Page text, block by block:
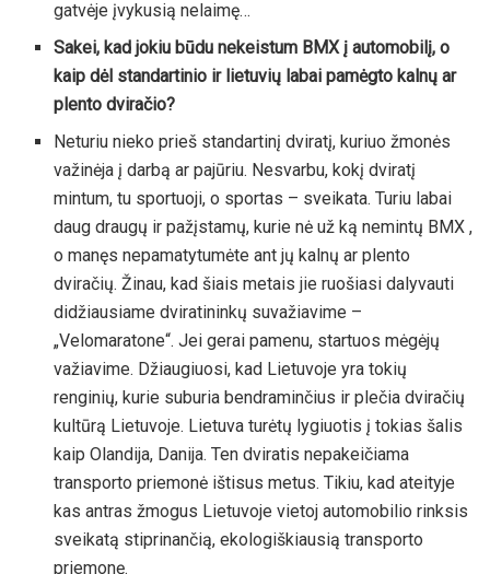
gatvėje įvykusią nelaimę…
Sakei, kad jokiu būdu nekeistum BMX į automobilį, o
kaip dėl standartinio ir lietuvių labai pamėgto kalnų ar
plento dviračio?
Neturiu nieko prieš standartinį dviratį, kuriuo žmonės
važinėja į darbą ar pajūriu. Nesvarbu, kokį dviratį
mintum, tu sportuoji, o sportas – sveikata. Turiu labai
daug draugų ir pažįstamų, kurie nė už ką nemintų BMX ,
o manęs nepamatytumėte ant jų kalnų ar plento
dviračių. Žinau, kad šiais metais jie ruošiasi dalyvauti
didžiausiame dviratininkų suvažiavime –
„Velomaratone“. Jei gerai pamenu, startuos mėgėjų
važiavime. Džiaugiuosi, kad Lietuvoje yra tokių
renginių, kurie suburia bendraminčius ir plečia dviračių
kultūrą Lietuvoje. Lietuva turėtų lygiuotis į tokias šalis
kaip Olandija, Danija. Ten dviratis nepakeičiama
transporto priemonė ištisus metus. Tikiu, kad ateityje
kas antras žmogus Lietuvoje vietoj automobilio rinksis
sveikatą stiprinančią, ekologiškiausią transporto
priemonę.